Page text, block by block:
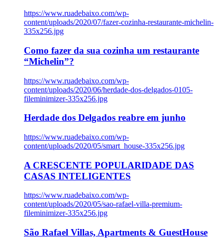
https://www.ruadebaixo.com/wp-
content/uploads/2020/07/fazer-cozinha-restaurante-michelin-
335x256.jpg
Como fazer da sua cozinha um restaurante
“Michelin”?
https://www.ruadebaixo.com/wp-
content/uploads/2020/06/herdade-dos-delgados-0105-
fileminimizer-335x256.jpg
Herdade dos Delgados reabre em junho
https://www.ruadebaixo.com/wp-
content/uploads/2020/05/smart_house-335x256.jpg
A CRESCENTE POPULARIDADE DAS
CASAS INTELIGENTES
https://www.ruadebaixo.com/wp-
content/uploads/2020/05/sao-rafael-villa-premium-
fileminimizer-335x256.jpg
São Rafael Villas, Apartments & GuestHouse